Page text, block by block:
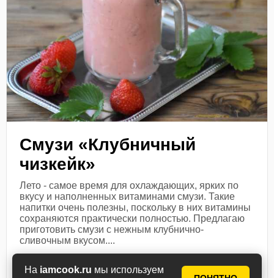
На iamcook.ru мы используем
Смузи «Клубничный
чизкейк»
Лето - самое время для охлаждающих, ярких по
вкусу и наполненных витаминами смузи. Такие
напитки очень полезны, поскольку в них витамины
сохраняются практически полностью. Предлагаю
приготовить смузи с нежным клубнично-
сливочным вкусом....
Посмотреть рецепт